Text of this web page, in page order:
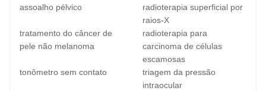
assoalho pélvico
radioterapia superficial por
raios-X
tratamento do câncer de
pele não melanoma
radioterapia para
carcinoma de células
escamosas
tonômetro sem contato
triagem da pressão
intraocular